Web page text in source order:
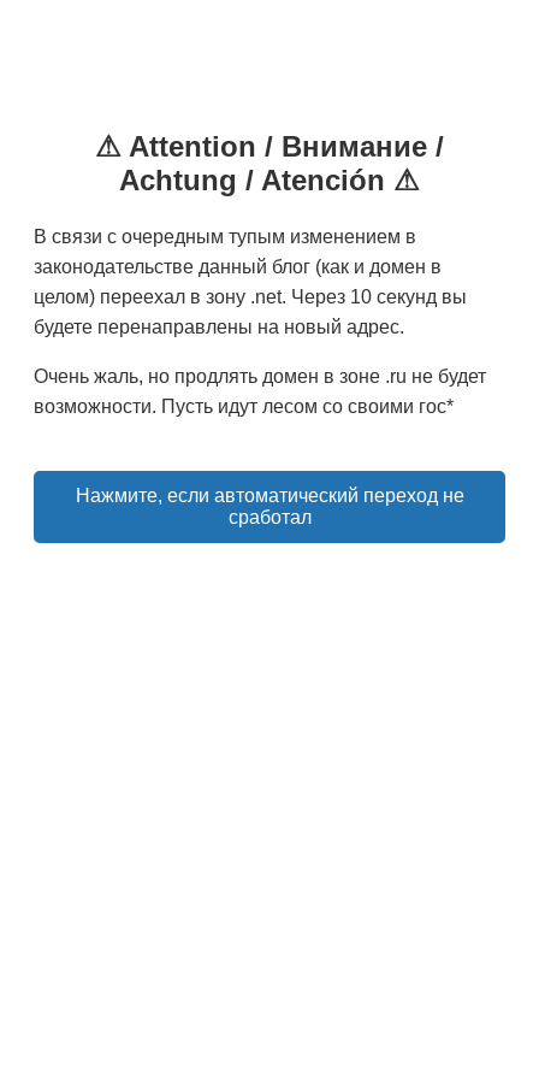
⚠ Attention / Внимание /
Achtung / Atención ⚠
В связи с очередным тупым изменением в
законодательстве данный блог (как и домен в
целом) переехал в зону .net. Через 10 секунд вы
будете перенаправлены на новый адрес.
Очень жаль, но продлять домен в зоне .ru не будет
возможности. Пусть идут лесом со своими гос*
Нажмите, если автоматический переход не
сработал